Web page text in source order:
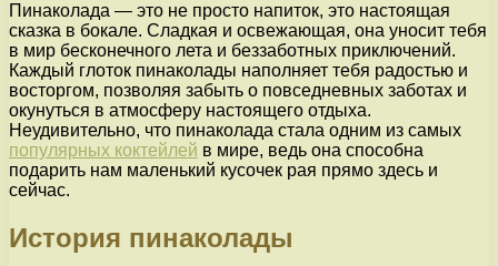
Пинаколада — это не просто напиток, это настоящая
сказка в бокале. Сладкая и освежающая, она уносит тебя
в мир бесконечного лета и беззаботных приключений.
Каждый глоток пинаколады наполняет тебя радостью и
восторгом, позволяя забыть о повседневных заботах и
окунуться в атмосферу настоящего отдыха.
Неудивительно, что пинаколада стала одним из самых
популярных коктейлей в мире, ведь она способна
подарить нам маленький кусочек рая прямо здесь и
сейчас.
История пинаколады